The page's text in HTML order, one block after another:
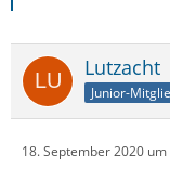
Lutzacht
Junior-
18. September 2020 um